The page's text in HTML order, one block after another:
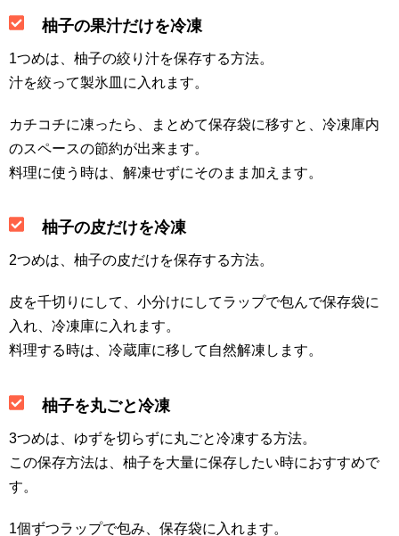
柚子の果汁だけを冷凍
1つめは、柚子の絞り汁を保存する方法。
汁を絞って製氷皿に入れます。
カチコチに凍ったら、まとめて保存袋に移すと、冷凍庫内
のスペースの節約が出来ます。
料理に使う時は、解凍せずにそのまま加えます。
柚子の皮だけを冷凍
2つめは、柚子の皮だけを保存する方法。
皮を千切りにして、小分けにしてラップで包んで保存袋に
入れ、冷凍庫に入れます。
料理する時は、冷蔵庫に移して自然解凍します。
柚子を丸ごと冷凍
3つめは、ゆずを切らずに丸ごと冷凍する方法。
この保存方法は、柚子を大量に保存したい時におすすめで
す。
1個ずつラップで包み、保存袋に入れます。